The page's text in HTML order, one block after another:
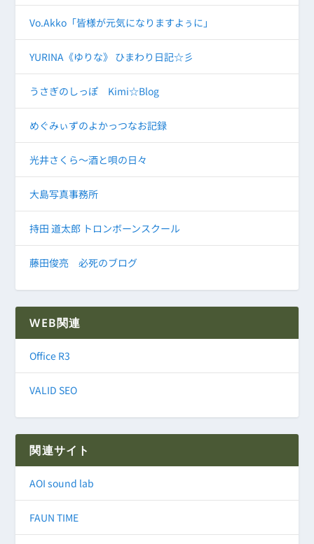
Vo.Akko「皆様が元気になりますよぅに」
YURINA《ゆりな》 ひまわり日記☆彡
うさぎのしっぽ Kimi☆Blog
めぐみぃずのよかっつなお記録
光井さくら～酒と唄の日々
大島写真事務所
持田 道太郎 トロンボーンスクール
藤田俊亮 必死のブログ
WEB関連
Office R3
VALID SEO
関連サイト
AOI sound lab
FAUN TIME